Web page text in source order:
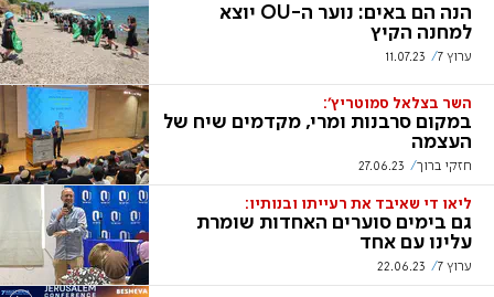
הנה הם באים: נוער ה-OU יוצא
למחנה הקיץ
ערוץ 7 11.07.23
השר בצלאל סמוטריץ':
במקום סרבנות ומרי, מקדמים שיח של
העצמה
חזקי ברוך 27.06.23
ליאו די שאיבד את רעייתו ובנותיו:
גם בימים סוערים האחדות שומרת
עלינו עם אחד
ערוץ 7 22.06.23